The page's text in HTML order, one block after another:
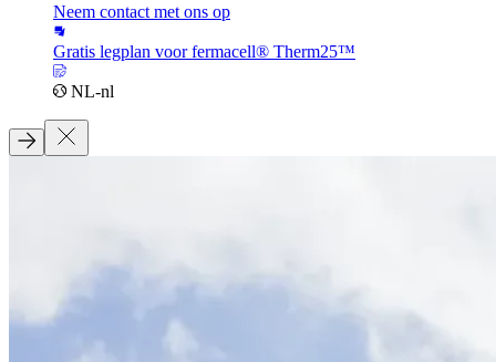
Neem contact met ons op
Gratis legplan voor fermacell® Therm25™
NL-nl